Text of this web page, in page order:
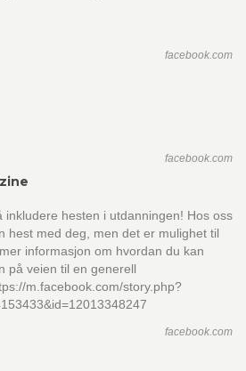
facebook.com
facebook.com
inkludere hesten i utdanningen! Hos oss
hest med deg, men det er mulighet til
informasjon om hvordan du kan
på veien til en generell
m.facebook.com/story.php?
facebook.com